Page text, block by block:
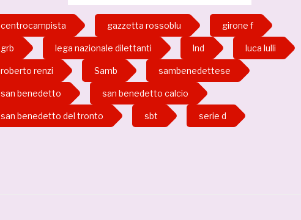
centrocampista gazzetta rossoblu girone f
grb lega nazionale dilettanti lnd luca lulli
roberto renzi Samb sambenedettese
san benedetto san benedetto calcio
san benedetto del tronto sbt serie d